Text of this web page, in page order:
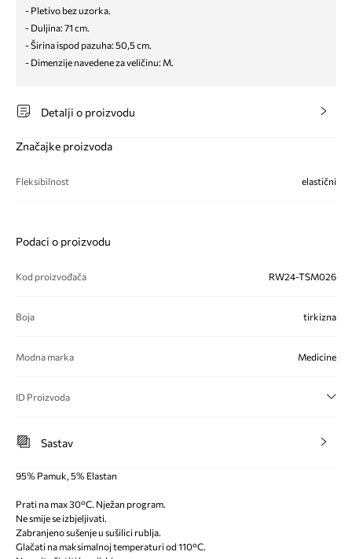
- Pletivo bez uzorka.
- Duljina: 71 cm.
- Širina ispod pazuha: 50,5 cm.
- Dimenzije navedene za veličinu: M.
Detalji o proizvodu
Značajke proizvoda
Fleksibilnost elastični
Podaci o proizvodu
Kod proizvođača RW24-TSM026
Boja tirkizna
Modna marka Medicine
ID Proizvoda
Sastav
95% Pamuk, 5% Elastan
Prati na max 30°C. Nježan program.
Ne smije se izbjeljivati.
Zabranjeno sušenje u sušilici rublja.
Glačati na maksimalnoj temperaturi od 110°C.